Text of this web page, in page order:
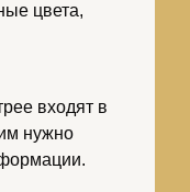
цвета,
входят в
нужно